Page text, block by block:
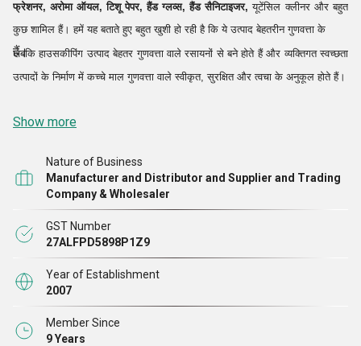
फ्रेशनर, अरोमा ऑयल, टिशू पेपर, हैंड ग्लव्स, हैंड सैनिटाइजर, यूटेंसिल क्लीनर और बहुत
कुछ शामिल हैं। हमें यह बताते हुए बहुत खुशी हो रही है कि ये उत्पाद बेहतरीन गुणवत्ता के
हैं।
जबकि हाउसकीपिंग उत्पाद बेहतर गुणवत्ता वाले रसायनों से बने होते हैं और व्यक्तिगत स्वच्छता
उत्पादों के निर्माण में कच्चे माल गुणवत्ता वाले स्वीकृत, सुरक्षित और त्वचा के अनुकूल होते हैं।
Show more
Nature of Business
Manufacturer and Distributor and Supplier and Trading
Company & Wholesaler
GST Number
27ALFPD5898P1Z9
Year of Establishment
2007
Member Since
9 Years